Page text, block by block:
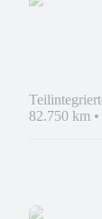
82.750 km •